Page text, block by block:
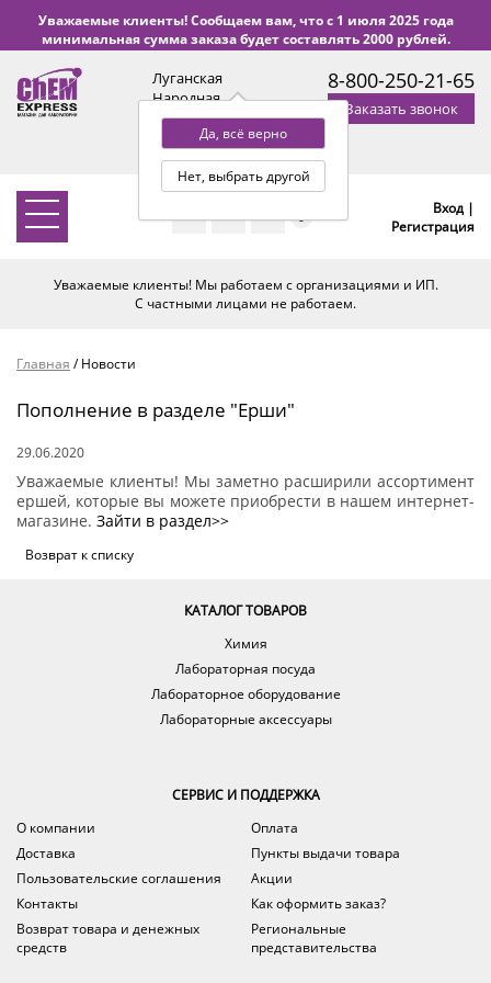
Уважаемые клиенты! Сообщаем вам, что с 1 июля 2025 года
минимальная сумма заказа будет составлять 2000 рублей.
Луганская
Народная
Республика
Да, всё верно
Нет, выбрать другой
с 9:00 до 18:00 по Уфе
(+2 МСК)
8-800-250-21-65
Заказать звонок
0
Вход |
Регистрация
Уважаемые клиенты! Мы работаем с организациями и ИП.
С частными лицами не работаем.
Главная /Новости
Пополнение в разделе "Ерши"
29.06.2020
Уважаемые клиенты! Мы заметно расширили ассортимент
ершей, которые вы можете приобрести в нашем интернет-
магазине. Зайти в раздел>>
Возврат к списку
КАТАЛОГ ТОВАРОВ
Химия
Лабораторная посуда
Лабораторное оборудование
Лабораторные аксессуары
СЕРВИС И ПОДДЕРЖКА
О компании
Оплата
Доставка
Пункты выдачи товара
Пользовательские соглашения
Акции
Контакты
Как оформить заказ?
Возврат товара и денежных
средств
Региональные
представительства